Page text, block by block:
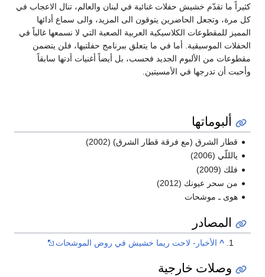
كثيراً ما تقدّم خشيش حفلات غنائية في لبنان والعالم، تنال الاعجاب في
كل مرة، وتجعل الحاضرين يتوقون الى المزيد، والى سماع أدائها
المميز للمقطوعات الكلاسيكية العربية الصعبة التي لا نسمعها غالباً في
الحفلات الموسيقية. أما في ما يتعلق ببرنامج حفلتيها، فلن يتضمن
مقطوعات من الألبوم الجديد فحسب، بل أيضاً أغنيات أدتها سابقاً
وأحبت أن تدرجها في الأمسيتين.
ألبوماتها
قطار الشرق (مع فرقة قطار الشرق) (2002)
يالللّي (2006)
فلك (2009)
من سحر عيونك (2012)
هوى ـ موشحات
المصادر
^ الأخبار- لاحت ريما خشيش في روض الموشحات
وصلات خارجية